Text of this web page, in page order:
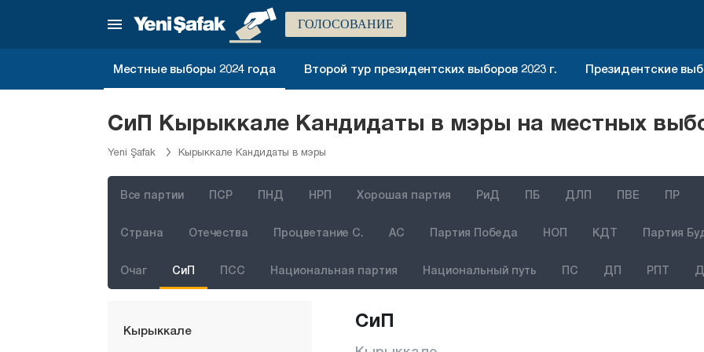
ГОЛОСОВАНИЕ
Местные выборы 2024 года Второй тур президентских выборов 2023 г. Президентские
СиП Кырыккале Кандидаты в мэры на местных
Yeni Şafak Кырыккале Кандидаты в мэры
Все партии ПСР ПНД НРП Хорошая партия РиД ПБ ДЛП ПВЕ ПР
Страна Отечества Процветание С. АС Партия Победа НОП КДТ Партия
Очаг СиП ПСС Национальная партия Национальный путь ПС ДП РПТ
Хаккяри
Кахраманмараш
Караман
Кайсери
Кырыккале
СиП